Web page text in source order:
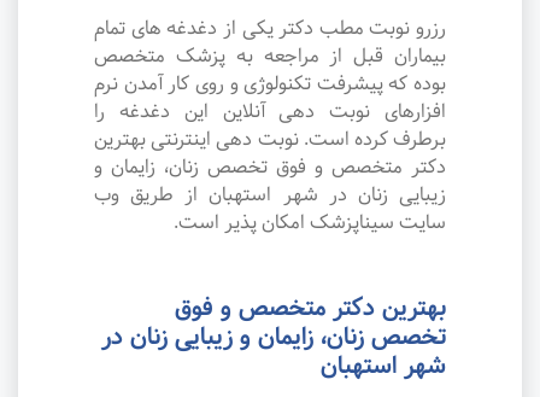
رزرو نوبت مطب دکتر یکی از دغدغه های تمام
بیماران قبل از مراجعه به پزشک متخصص
بوده که پیشرفت تکنولوژی و روی کار آمدن نرم
افزارهای نوبت دهی آنلاین این دغدغه را
برطرف کرده است. نوبت دهی اینترنتی بهترین
دکتر متخصص و فوق تخصص زنان، زایمان و
زیبایی زنان در شهر استهبان از طریق وب
سایت سیناپزشک امکان پذیر است.
بهترین دکتر متخصص و فوق
تخصص زنان، زایمان و زیبایی زنان در
شهر استهبان